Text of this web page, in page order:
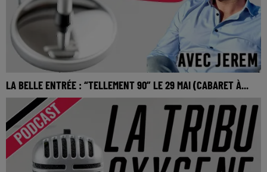
LA BELLE ENTRÉE : “TELLEMENT 90” LE 29 MAI (CABARET À...
La Belle Entrée : “Tellement 90” le 29 mai (Cabaret à Saint-
André-Goule-d'Oie)